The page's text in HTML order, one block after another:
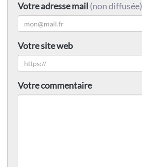
Votre adresse mail (non diffusée)
Votre site web
Votre commentaire